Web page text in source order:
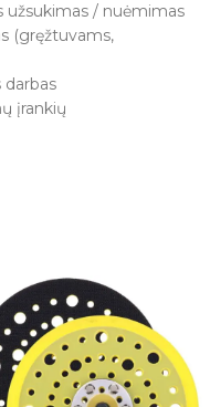
užsukimas / nuėmimas
(gręžtuvams,
įrankių